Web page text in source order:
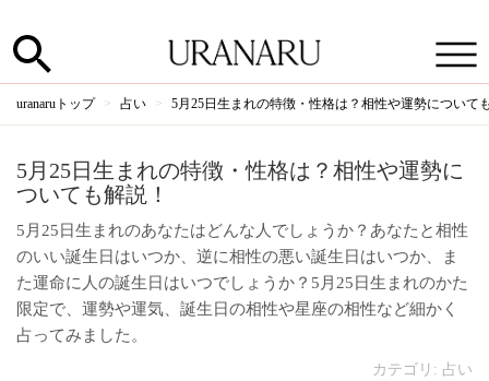
uranaruトップ 占い 5月25日生まれの特徴・性格は？相性や運勢について
5月25日生まれの特徴・性格は？相性や運勢に
ついても解説！
5月25日生まれのあなたはどんな人でしょうか？あなたと相性
のいい誕生日はいつか、逆に相性の悪い誕生日はいつか、ま
た運命に人の誕生日はいつでしょうか？5月25日生まれのかた
限定で、運勢や運気、誕生日の相性や星座の相性など細かく
占ってみました。
カテゴリ: 占い